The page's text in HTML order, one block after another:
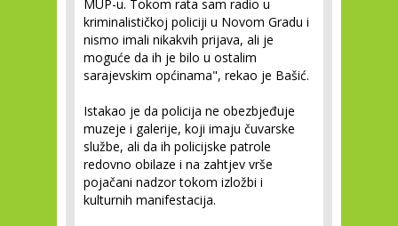
MUP-u. Tokom rata sam radio u
kriminalističkoj policiji u Novom Gradu i
nismo imali nikakvih prijava, ali je
moguće da ih je bilo u ostalim
sarajevskim općinama", rekao je Bašić.
Istakao je da policija ne obezbjeđuje
muzeje i galerije, koji imaju čuvarske
službe, ali da ih policijske patrole
redovno obilaze i na zahtjev vrše
pojačani nadzor tokom izložbi i
kulturnih manifestacija.